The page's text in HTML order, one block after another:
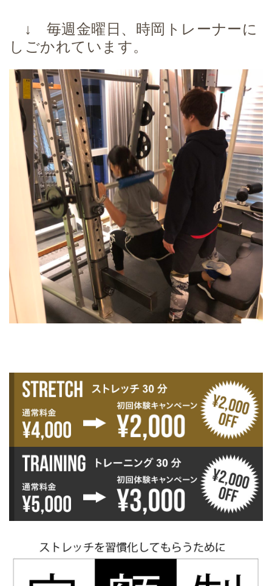
↓ 毎週金曜日、時岡トレーナーに
しごかれています。